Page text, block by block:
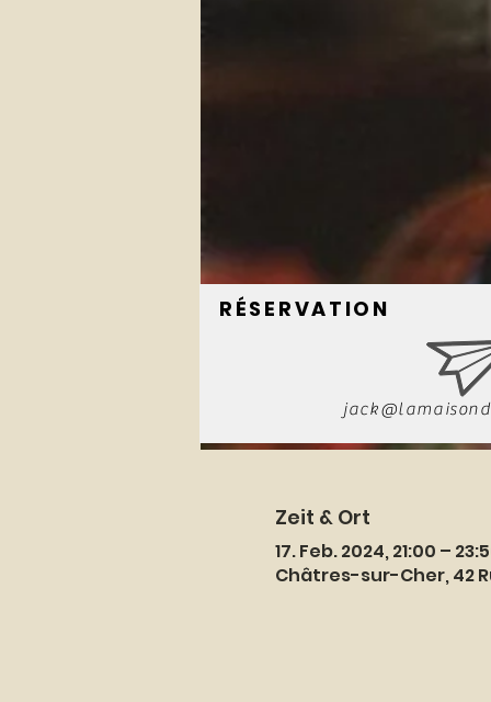
Zeit & Ort
17. Feb. 2024, 21:00 –
Châtres-sur-Cher, 42
RÉSERVATION